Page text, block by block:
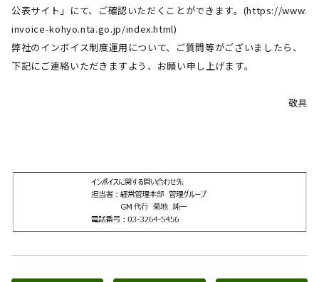
公表サイト」にて、ご確認いただくことができます。(https://www.
invoice-kohyo.nta.go.jp/index.html)
弊社のインボイス制度運用について、ご質問等がございましたら、
下記にご連絡いただきますよう、お願い申し上げます。
敬具